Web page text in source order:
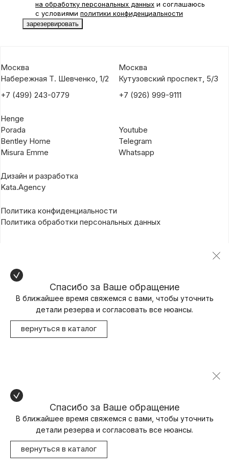
на обработку персональных данных и соглашаюсь
с условиями политики конфиденциальности
Москва
Набережная Т. Шевченко, 1/2
+7 (499) 243-0779
Москва
Кутузовский проспект, 5/3
+7 (926) 999-9111
Henge
Porada
Bentley Home
Misura Emme
Youtube
Telegram
Whatsapp
Дизайн и разработка
Kata.Agency
Политика конфиденциальности
Политика обработки персональных данных
Спасибо за Ваше обращение
В ближайшее время свяжемся с вами, чтобы уточнить
детали резерва и согласовать все нюансы.
вернуться в каталог
Спасибо за Ваше обращение
В ближайшее время свяжемся с вами, чтобы уточнить
детали резерва и согласовать все нюансы.
вернуться в каталог